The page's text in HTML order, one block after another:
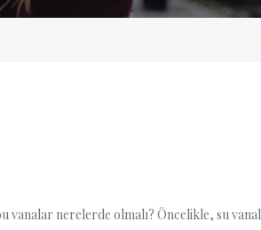
nerelerde olmalı? Öncelikle, su